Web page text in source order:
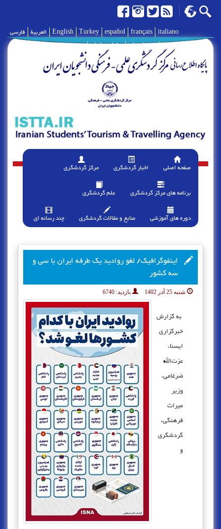
فارسی العربية English Turkey español français italiano
درباره ما | تماس با ما | پیوند ها |
صفحه اصلی اخبار گردشگری مرکز گردشگری
برنامه های مرکز گردشگری علم گردشگری
دوره های آموزشی منابع و مقالات گردشگری چند رسانه ای
اینفوگرافیک/ لغو روادید یک طرفه ایران با سی و
سه کشور
شنبه 25 آذر 1402 بازدید: 6740
به گزارش
خبرگزاری
ایسنا،
عزت‌الله
ضرغامی،
وزیر
میراث
فرهنگی،
گردشگری
و